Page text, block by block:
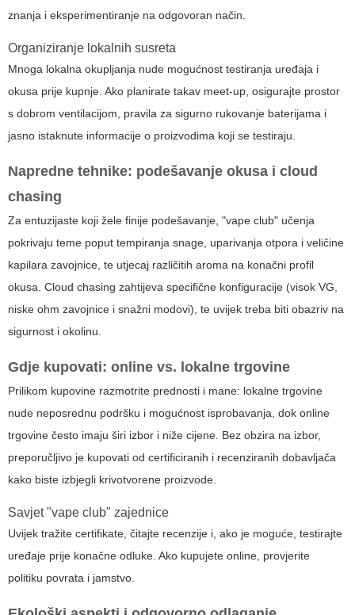
znanja i eksperimentiranje na odgovoran način.
Organiziranje lokalnih susreta
Mnoga lokalna okupljanja nude mogućnost testiranja uređaja i
okusa prije kupnje. Ako planirate takav meet-up, osigurajte prostor
s dobrom ventilacijom, pravila za sigurno rukovanje baterijama i
jasno istaknute informacije o proizvodima koji se testiraju.
Napredne tehnike: podešavanje okusa i cloud
chasing
Za entuzijaste koji žele finije podešavanje, "vape club" učenja
pokrivaju teme poput tempiranja snage, uparivanja otpora i veličine
kapilara zavojnice, te utjecaj različitih aroma na konačni profil
okusa. Cloud chasing zahtijeva specifične konfiguracije (visok VG,
niske ohm zavojnice i snažni modovi), te uvijek treba biti obazriv na
sigurnost i okolinu.
Gdje kupovati: online vs. lokalne trgovine
Prilikom kupovine razmotrite prednosti i mane: lokalne trgovine
nude neposrednu podršku i mogućnost isprobavanja, dok online
trgovine često imaju širi izbor i niže cijene. Bez obzira na izbor,
preporučljivo je kupovati od certificiranih i recenziranih dobavljača
kako biste izbjegli krivotvorene proizvode.
Savjet "vape club" zajednice
Uvijek tražite certifikate, čitajte recenzije i, ako je moguće, testirajte
uređaje prije konačne odluke. Ako kupujete online, provjerite
politiku povrata i jamstvo.